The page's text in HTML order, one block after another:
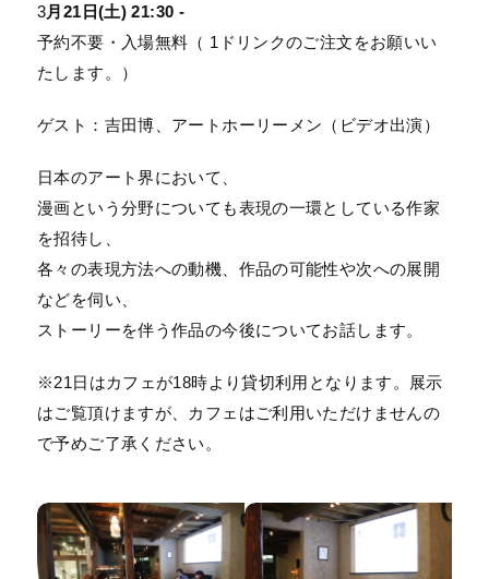
3月21日(土) 21:30 -
予約不要・入場無料（ 1ドリンクのご注文をお願いい
たします。）
ゲスト：吉田博、アートホーリーメン（ビデオ出演）
日本のアート界において、
漫画という分野についても表現の一環としている作家
を招待し、
各々の表現方法への動機、作品の可能性や次への展開
などを伺い、
ストーリーを伴う作品の今後についてお話します。
※21日はカフェが18時より貸切利用となります。展示
はご覧頂けますが、カフェはご利用いただけませんの
で予めご了承ください。